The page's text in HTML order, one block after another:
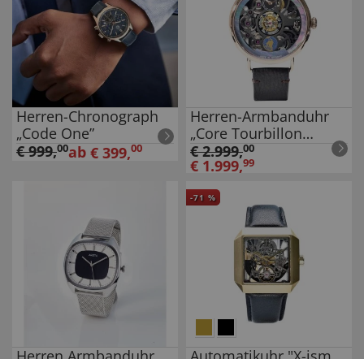
Herren-Chronograph
„Code One”
€999,00ab € 399,00
Herren-Armbanduhr
„Core Tourbillon
Skelett”
€2.999,00
€ 1.999,99
-71 %